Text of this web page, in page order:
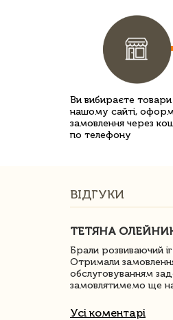
Ви вибираєте
нашому сайті,
замовлення через
по телефону
ВІДГУКИ
ТЕТЯНА
Брали розвиваючий
Отримали
обслуговуванням
замовлятимемо ще
Усі коментарі